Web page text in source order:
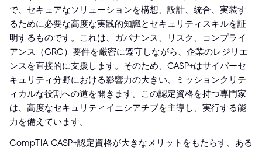
で、セキュアなソリューションを構想、設計、統合、実装す
るために必要な高度な実践的知識とセキュリティスキルを証
明するものです。これは、ガバナンス、リスク、コンプライ
アンス（GRC）要件を厳密に遵守しながら、企業のレジリエ
ンスを直接的に支援します。そのため、CASP+はサイバーセ
キュリティ分野における影響力の大きい、ミッションクリテ
ィカルな役割への道を開きます。この認定資格を持つ専門家
は、高度なセキュリティイニシアチブを主導し、実行する能
力を備えています。
CompTIA CASP+認定資格が大きなメリットをもたらす、ある